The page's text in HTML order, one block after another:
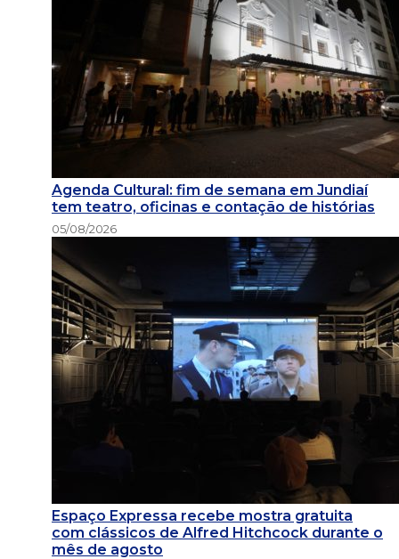
Agenda Cultural: fim de semana em Jundiaí
tem teatro, oficinas e contação de histórias
05/08/2026
Espaço Expressa recebe mostra gratuita
com clássicos de Alfred Hitchcock durante o
mês de agosto